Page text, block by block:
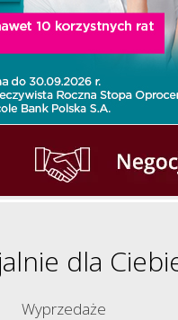
dla
Wyprzedaże